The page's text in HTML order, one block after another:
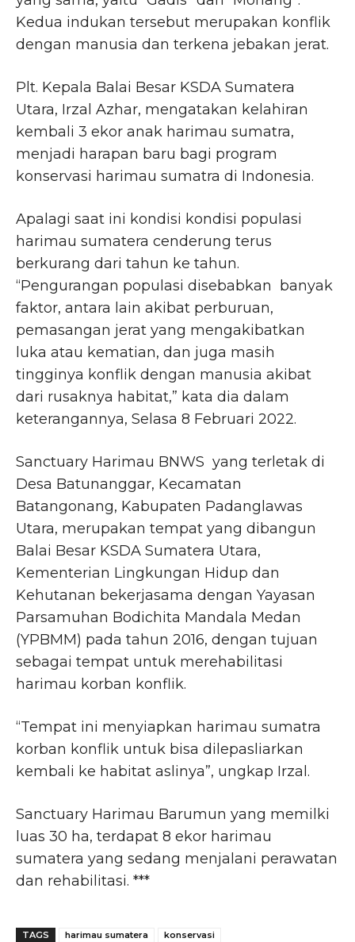
Kedua indukan tersebut merupakan konflik
dengan manusia dan terkena jebakan jerat.
Plt. Kepala Balai Besar KSDA Sumatera
Utara, Irzal Azhar, mengatakan kelahiran
kembali 3 ekor anak harimau sumatra,
menjadi harapan baru bagi program
konservasi harimau sumatra di Indonesia.
Apalagi saat ini kondisi kondisi populasi
harimau sumatera cenderung terus
berkurang dari tahun ke tahun.
“Pengurangan populasi disebabkan banyak
faktor, antara lain akibat perburuan,
pemasangan jerat yang mengakibatkan
luka atau kematian, dan juga masih
tingginya konflik dengan manusia akibat
dari rusaknya habitat,” kata dia dalam
keterangannya, Selasa 8 Februari 2022.
Sanctuary Harimau BNWS yang terletak di
Desa Batunanggar, Kecamatan
Batangonang, Kabupaten Padanglawas
Utara, merupakan tempat yang dibangun
Balai Besar KSDA Sumatera Utara,
Kementerian Lingkungan Hidup dan
Kehutanan bekerjasama dengan Yayasan
Parsamuhan Bodichita Mandala Medan
(YPBMM) pada tahun 2016, dengan tujuan
sebagai tempat untuk merehabilitasi
harimau korban konflik.
“Tempat ini menyiapkan harimau sumatra
korban konflik untuk bisa dilepasliarkan
kembali ke habitat aslinya”, ungkap Irzal.
Sanctuary Harimau Barumun yang memilki
luas 30 ha, terdapat 8 ekor harimau
sumatera yang sedang menjalani perawatan
dan rehabilitasi. ***
TAGS harimau sumatera konservasi